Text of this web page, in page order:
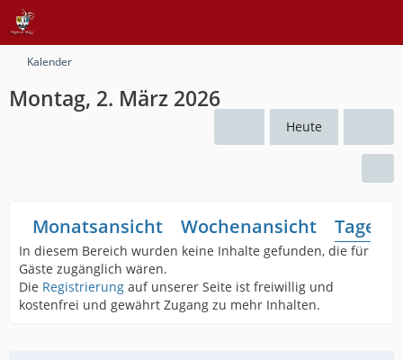
Kalender
Montag, 2. März 2026
Heute
Monatsansicht Wochenansicht
In diesem Bereich wurden keine Inhalte gefunden, die für
Gäste zugänglich wären.
Die Registrierung auf unserer Seite ist freiwillig und
kostenfrei und gewährt Zugang zu mehr Inhalten.